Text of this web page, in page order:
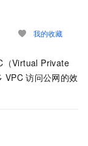
我的收藏
（Virtual Private
VPC 访问公网的效